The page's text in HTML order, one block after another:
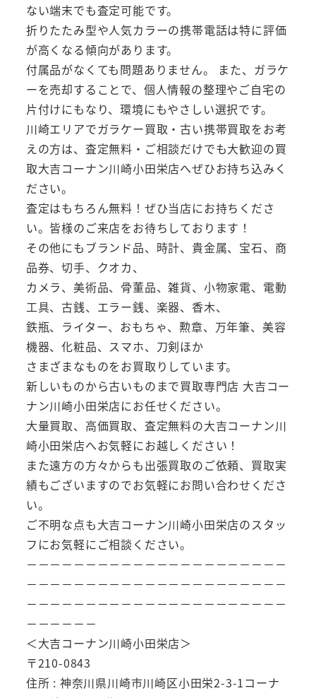
ない端末でも査定可能です。
折りたたみ型や人気カラーの携帯電話は特に評価
が高くなる傾向があります。
付属品がなくても問題ありません。 また、ガラケ
ーを売却することで、個人情報の整理やご自宅の
片付けにもなり、環境にもやさしい選択です。
川崎エリアでガラケー買取・古い携帯買取をお考
えの方は、査定無料・ご相談だけでも大歓迎の買
取大吉コーナン川崎小田栄店へぜひお持ち込みく
ださい。
査定はもちろん無料！ぜひ当店にお持ちくださ
い。皆様のご来店をお待ちしております！
その他にもブランド品、時計、貴金属、宝石、商
品券、切手、クオカ、
カメラ、美術品、骨董品、雑貨、小物家電、電動
工具、古銭、エラー銭、楽器、香木、
鉄瓶、ライター、おもちゃ、勲章、万年筆、美容
機器、化粧品、スマホ、刀剣ほか
さまざまなものをお買取りしています。
新しいものから古いものまで買取専門店 大吉コー
ナン川崎小田栄店にお任せください。
大量買取、高価買取、査定無料の大吉コーナン川
崎小田栄店へお気軽にお越しください！
また遠方の方々からも出張買取のご依頼、買取実
績もございますのでお気軽にお問い合わせくださ
い。
ご不明な点も大吉コーナン川崎小田栄店のスタッ
フにお気軽にご相談ください。
－－－－－－－－－－－－－－－－－－－－－－
－－－－－－－－－－－－－－－－－－－－－－
－－－－－－－－－－－－－－－－－－－－－－
－－－－－－
＜大吉コーナン川崎小田栄店＞
〒210-0843
住所 : 神奈川県川崎市川崎区小田栄2-3-1コーナ